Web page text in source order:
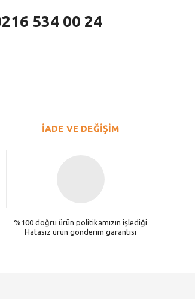
534 00 24
İADE VE DEĞİŞİM
%100 doğru ürün politikamızın işlediği
Hatasız ürün gönderim garantisi